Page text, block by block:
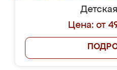
Цена: от